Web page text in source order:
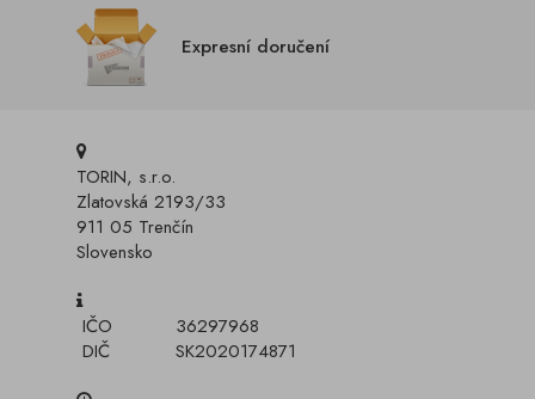
Expresní doručení
TORIN, s.r.o.
Zlatovská 2193/33
911 05 Trenčín
Slovensko
IČO
36297968
DIČ
SK2020174871